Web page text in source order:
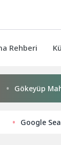
Rehberi
Google